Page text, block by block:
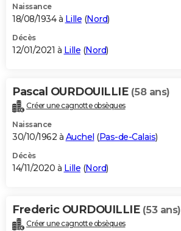
Naissance
18/08/1934 à Lille (Nord)
Décès
12/01/2021 à Lille (Nord)
Pascal OURDOUILLIE (58 ans)
Créer une cagnotte obsèques
Naissance
30/10/1962 à Auchel (Pas-de-Calais)
Décès
14/11/2020 à Lille (Nord)
Frederic OURDOUILLIE (53 ans)
Créer une cagnotte obsèques